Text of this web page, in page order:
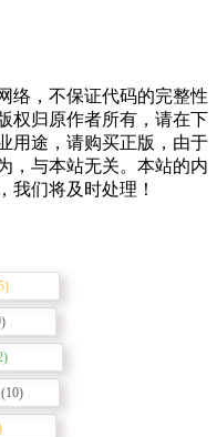
络，不保证代码的完整性
权归原作者所有，请在下
用途，请购买正版，由于
，与本站无关。本站的内
我们将及时处理！
(10)